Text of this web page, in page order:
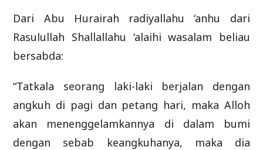
Dari Abu Hurairah radiyallahu ‘anhu dari
Rasulullah Shallallahu ‘alaihi wasalam beliau
bersabda:
“Tatkala seorang laki-laki berjalan dengan
angkuh di pagi dan petang hari, maka Alloh
akan menenggelamkannya di dalam bumi
dengan sebab keangkuhanya, maka dia